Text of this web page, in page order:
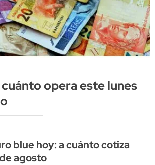
cuánto opera este lunes
blue hoy: a cuánto cotiza
agosto